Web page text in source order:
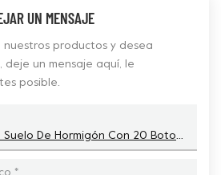
UN MENSAJE
productos y desea
deje un mensaje aquí, le
posible.
Placas De Pulido De Suelo De Hormigón Con 20 Botones De Diamante De 240 Mm Para Amoladoras Italianas Klindex